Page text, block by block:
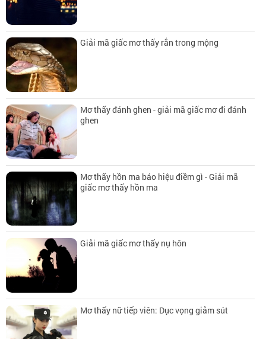
Giải mã giấc mơ thấy rắn trong mộng
Mơ thấy đánh ghen - giải mã giấc mơ đi đánh
ghen
Mơ thấy hồn ma báo hiệu điềm gì - Giải mã
giấc mơ thấy hồn ma
Giải mã giấc mơ thấy nụ hôn
Mơ thấy nữ tiếp viên: Dục vọng giảm sút